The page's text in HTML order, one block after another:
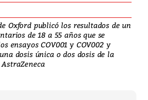
Oxford publicó los resultados de un
de 18 a 55 años que se
ensayos COV001 y COV002 y
dosis única o dos dosis de la